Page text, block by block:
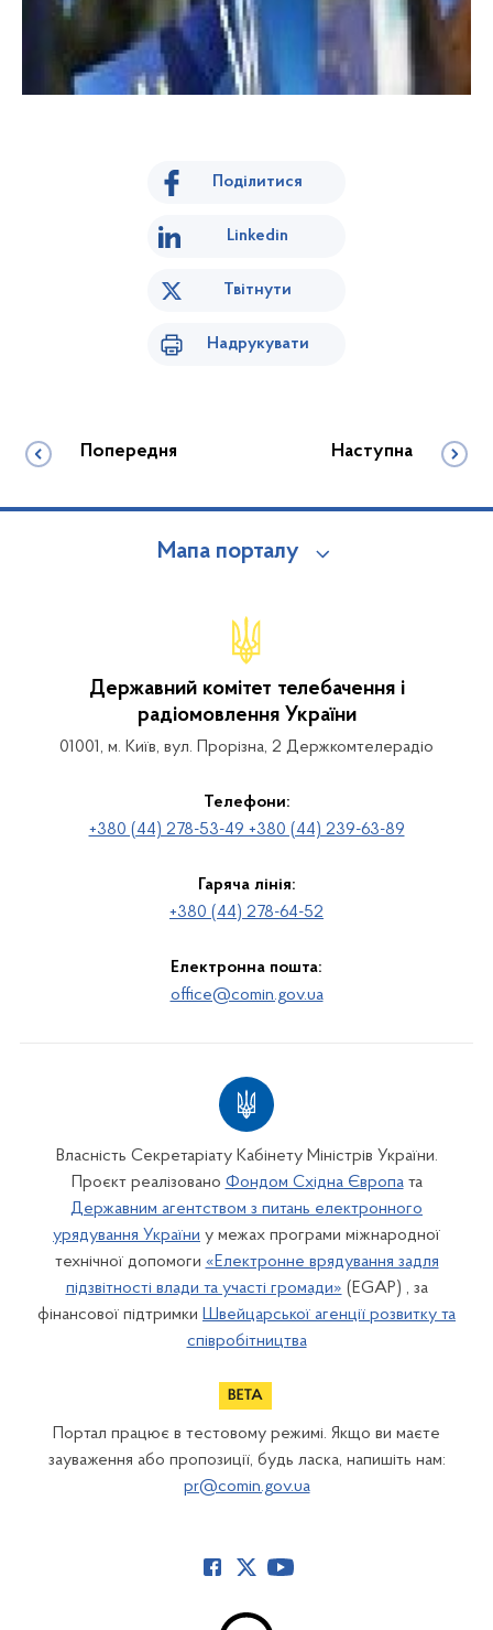
Поділитися
Linkedin
Твітнути
Надрукувати
Попередня Наступна
Мапа порталу
Державний комітет телебачення і
радіомовлення України
01001, м. Київ, вул. Прорізна, 2 Держкомтелерадіо
Телефони:
+380 (44) 278-53-49 +380 (44) 239-63-89
Гаряча лінія:
+380 (44) 278-64-52
Електронна пошта:
office@comin.gov.ua
Власність Секретаріату Кабінету Міністрів України.
Проєкт реалізовано Фондом Східна Європата
Державним агентством з питань електронного
урядування України у межах програми міжнародної
технічної допомоги «Електронне врядування задля
підзвітності влади та участі громади» (EGAP) , за
фінансової підтримки Швейцарської агенції розвитку та
співробітництва
Портал працює в тестовому режимі. Якщо ви маєте
зауваження або пропозиції, будь ласка, напишіть нам:
pr@comin.gov.ua